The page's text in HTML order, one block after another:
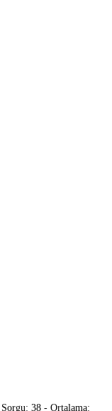
38 - Ortalama: